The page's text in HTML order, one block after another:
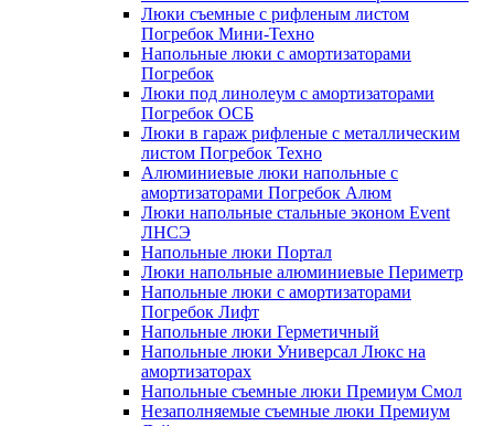
Люки съемные с рифленым листом
Погребок Мини-Техно
Напольные люки с амортизаторами
Погребок
Люки под линолеум с амортизаторами
Погребок ОСБ
Люки в гараж рифленые с металлическим
листом Погребок Техно
Алюминиевые люки напольные с
амортизаторами Погребок Алюм
Люки напольные стальные эконом Event
ЛНСЭ
Напольные люки Портал
Люки напольные алюминиевые Периметр
Напольные люки с амортизаторами
Погребок Лифт
Напольные люки Герметичный
Напольные люки Универсал Люкс на
амортизаторах
Напольные съемные люки Премиум Смол
Незаполняемые съемные люки Премиум